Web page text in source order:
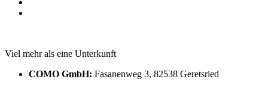
Viel mehr als eine Unterkunft
COMO GmbH: Fasanenweg 3, 82538 Geretsried